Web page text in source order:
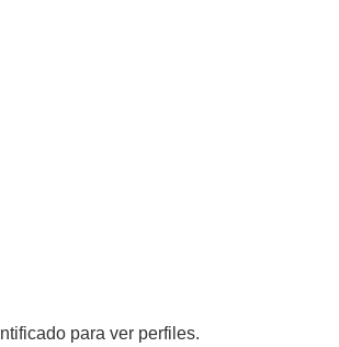
para ver perfiles.